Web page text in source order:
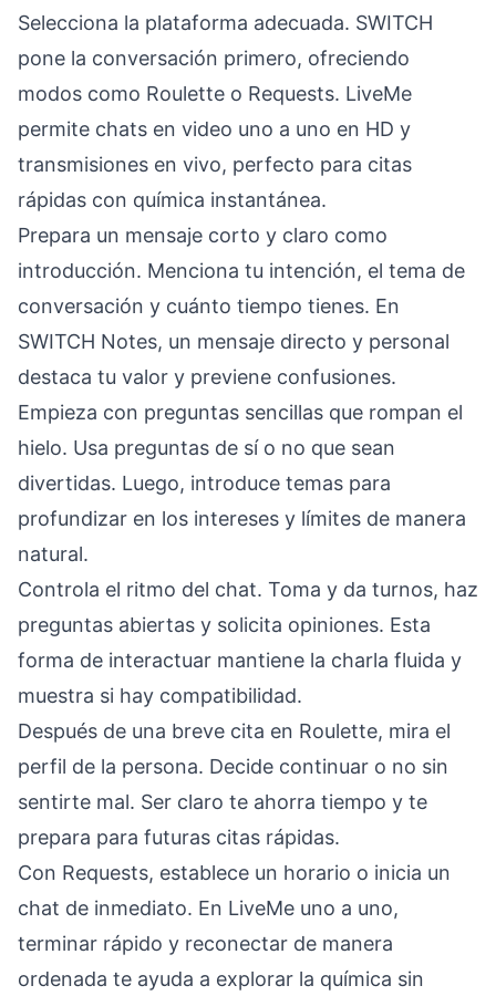
Selecciona la plataforma adecuada. SWITCH
pone la conversación primero, ofreciendo
modos como Roulette o Requests. LiveMe
permite chats en video uno a uno en HD y
transmisiones en vivo, perfecto para citas
rápidas con química instantánea.
Prepara un mensaje corto y claro como
introducción. Menciona tu intención, el tema de
conversación y cuánto tiempo tienes. En
SWITCH Notes, un mensaje directo y personal
destaca tu valor y previene confusiones.
Empieza con preguntas sencillas que rompan el
hielo. Usa preguntas de sí o no que sean
divertidas. Luego, introduce temas para
profundizar en los intereses y límites de manera
natural.
Controla el ritmo del chat. Toma y da turnos, haz
preguntas abiertas y solicita opiniones. Esta
forma de interactuar mantiene la charla fluida y
muestra si hay compatibilidad.
Después de una breve cita en Roulette, mira el
perfil de la persona. Decide continuar o no sin
sentirte mal. Ser claro te ahorra tiempo y te
prepara para futuras citas rápidas.
Con Requests, establece un horario o inicia un
chat de inmediato. En LiveMe uno a uno,
terminar rápido y reconectar de manera
ordenada te ayuda a explorar la química sin